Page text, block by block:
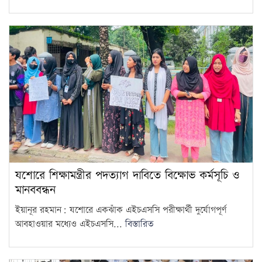
৫ আগস্ট ঘিরে দেশজুড়ে কঠোর
নিরাপত্তা ব্যবস্থা
যশোরে শিক্ষামন্ত্রীর পদত্যাগ দাবিতে বিক্ষোভ কর্মসূচি ও
মানববন্ধন
ইয়ানূর রহমান: যশোরে একঝাঁক এইচএসসি পরীক্ষার্থী দুর্যোগপূর্ণ
আবহাওয়ার মধ্যেও এইচএসসি...বিস্তারিত